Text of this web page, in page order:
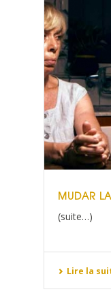
MUDAR
(suite…)
Lire la